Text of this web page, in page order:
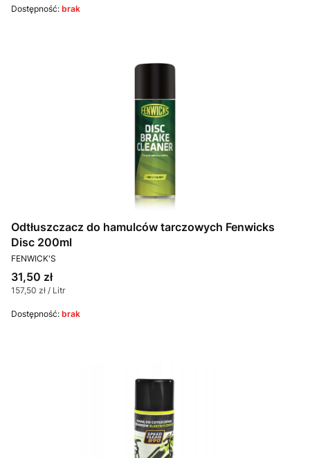
Dostępność: brak
Odtłuszczacz do hamulców tarczowych Fenwicks
Disc 200ml
PRODUCENT
FENWICK'S
Cena
31,50 zł
Cena jednostkowa
157,50 zł / Litr
Dostępność: brak